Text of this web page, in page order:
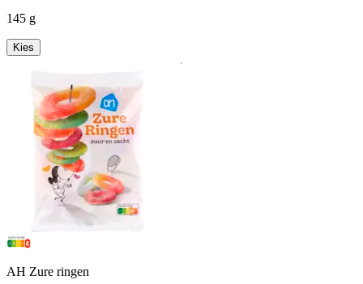
145 g
Kies
AH Zure ringen